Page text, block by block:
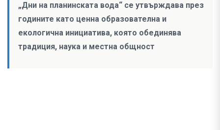
„Дни на планинската вода“ се утвърждава през
годините като ценна образователна и
екологична инициатива, която обединява
традиция, наука и местна общност